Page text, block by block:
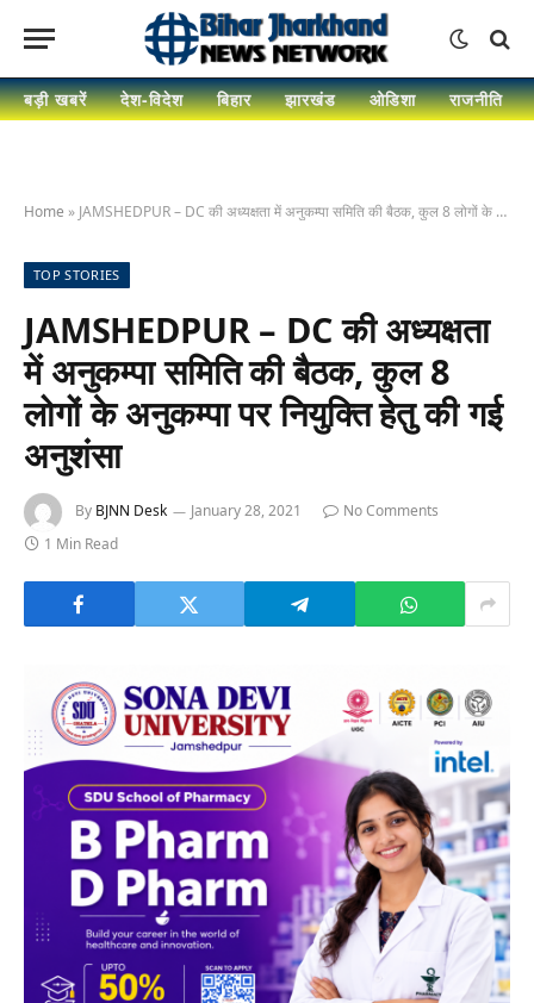
बड़ी खबरें देश-विदेश बिहार झारखंड ओडिशा राजनीति
Home » JAMSHEDPUR – DC की अध्यक्षता में अनुकम्पा समिति की बैठक, कुल 8 लोगों के अनुकम्पा पर नियुक्ति हेतु की गई अनुशंसा
TOP STORIES
JAMSHEDPUR – DC की अध्यक्षता
में अनुकम्पा समिति की बैठक, कुल 8
लोगों के अनुकम्पा पर नियुक्ति हेतु की गई
अनुशंसा
By BJNN Desk January 28, 2021
No Comments
1 Min Read